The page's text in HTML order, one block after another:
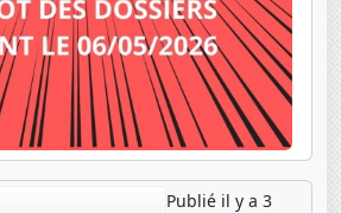
Publié il y a 3